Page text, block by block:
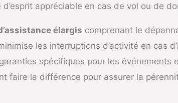
appréciable en cas de vol ou de
élargis comprenant le
les interruptions d’activité en cas
spécifiques pour les événements
faire la différence pour assurer la